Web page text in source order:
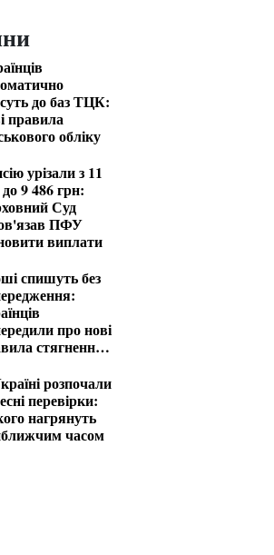
до баз ТЦК:
правила
обліку
урізали з 11
9 486 грн:
Суд
ПФУ
виплати
спишуть без
про нові
стягнення
розпочали
перевірки:
нагрянуть
часом